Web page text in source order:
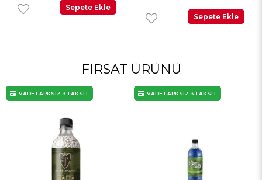
Sepete Ekle
Sepete Ekle
FIRSAT ÜRÜNÜ
VADE FARKSIZ 3 TAKSİT VADE FARKSIZ 3 TAKSİT